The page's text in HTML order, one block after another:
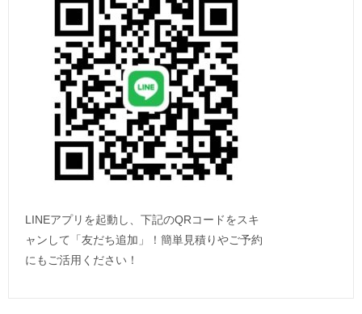
LINEアプリを起動し、下記のQRコードをスキ
ャンして「友だち追加」！簡単見積りやご予約
にもご活用ください！